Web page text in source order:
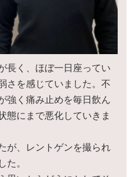
長く、ほぼ一日座ってい
さを感じていました。不
強く痛み止めを毎日飲ん
態にまで悪化していきま
が、レントゲンを撮られ
た。